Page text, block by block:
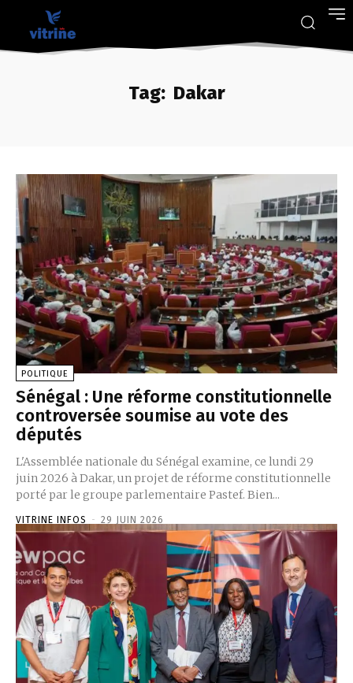
Tag: Dakar
POLITIQUE
Sénégal : Une réforme constitutionnelle
controversée soumise au vote des
députés
L'Assemblée nationale du Sénégal examine, ce lundi 29
juin 2026 à Dakar, un projet de réforme constitutionnelle
porté par le groupe parlementaire Pastef. Bien...
VITRINE INFOS - 29 JUIN 2026